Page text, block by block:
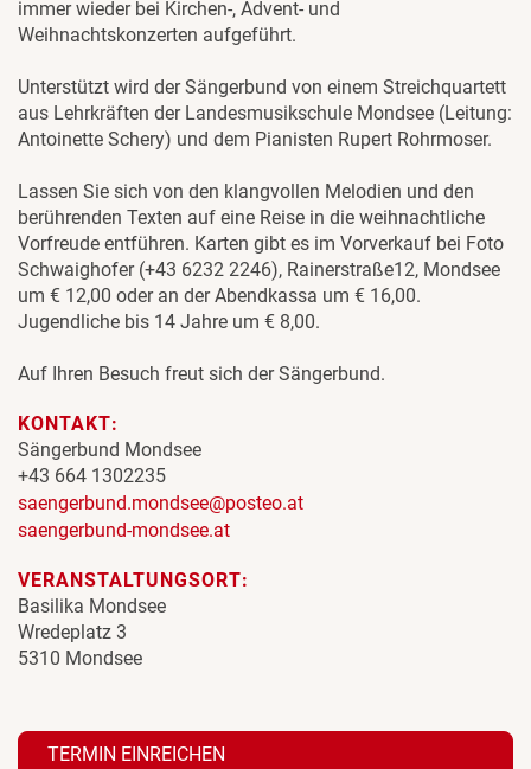
immer wieder bei Kirchen-, Advent- und
Weihnachtskonzerten aufgeführt.
Unterstützt wird der Sängerbund von einem Streichquartett
aus Lehrkräften der Landesmusikschule Mondsee (Leitung:
Antoinette Schery) und dem Pianisten Rupert Rohrmoser.
Lassen Sie sich von den klangvollen Melodien und den
berührenden Texten auf eine Reise in die weihnachtliche
Vorfreude entführen. Karten gibt es im Vorverkauf bei Foto
Schwaighofer (+43 6232 2246), Rainerstraße12, Mondsee
um € 12,00 oder an der Abendkassa um € 16,00.
Jugendliche bis 14 Jahre um € 8,00.
Auf Ihren Besuch freut sich der Sängerbund.
KONTAKT:
Sängerbund Mondsee
+43 664 1302235
saengerbund.mondsee@posteo.at
saengerbund-mondsee.at
VERANSTALTUNGSORT:
Basilika Mondsee
Wredeplatz 3
5310 Mondsee
TERMIN EINREICHEN